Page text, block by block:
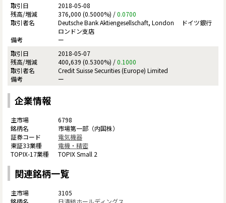
2018-05-08
376,000 (0.5000%) /0.0700
Deutsche Bank Aktiengesellschaft, London ドイツ銀行
ロンドン支店
ー
2018-05-07
400,639 (0.5300%) /0.1000
Credit Suisse Securities (Europe) Limited
ー
企業情報
6798
市場第一部（内国株）
電気機器
電機・精密
TOPIX Small 2
関連銘柄一覧
3105
日清紡ホールディングス